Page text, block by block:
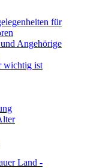
für
Angehörige
wichtig ist
Land -